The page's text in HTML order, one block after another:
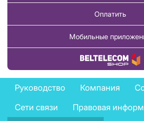
Оплатить
Мобильные
Купить товар
Company
menu
Руководство Компания
Сети связи
Правовая